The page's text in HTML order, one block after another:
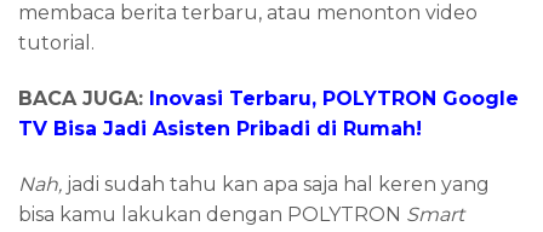
membaca berita terbaru, atau menonton video
tutorial.
BACA JUGA: Inovasi Terbaru, POLYTRON Google
TV Bisa Jadi Asisten Pribadi di Rumah!
Nah, jadi sudah tahu kan apa saja hal keren yang
bisa kamu lakukan dengan POLYTRON Smart